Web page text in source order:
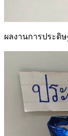
ผลงานการประดิ